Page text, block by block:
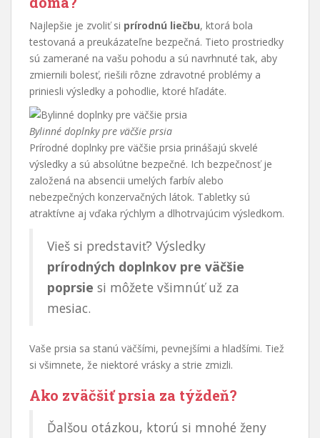
Najlepšie je zvoliť si prírodnú liečbu, ktorá bola
testovaná a preukázateľne bezpečná. Tieto prostriedky
sú zamerané na vašu pohodu a sú navrhnuté tak, aby
zmiernili bolesť, riešili rôzne zdravotné problémy a
priniesli výsledky a pohodlie, ktoré hľadáte.
Bylinné doplnky pre väčšie prsia
Prírodné doplnky pre väčšie prsia prinášajú skvelé
výsledky a sú absolútne bezpečné. Ich bezpečnosť je
založená na absencii umelých farbív alebo
nebezpečných konzervačných látok. Tabletky sú
atraktívne aj vďaka rýchlym a dlhotrvajúcim výsledkom.
Vieš si predstaviť? Výsledky
prírodných doplnkov pre väčšie
poprsie si môžete všimnúť už za
mesiac.
Vaše prsia sa stanú väčšími, pevnejšími a hladšími. Tiež
si všimnete, že niektoré vrásky a strie zmizli.
Ako zväčšiť prsia za týždeň?
Ďalšou otázkou, ktorú si mnohé ženy